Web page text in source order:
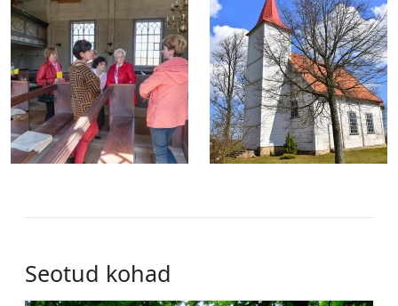
Seotud kohad